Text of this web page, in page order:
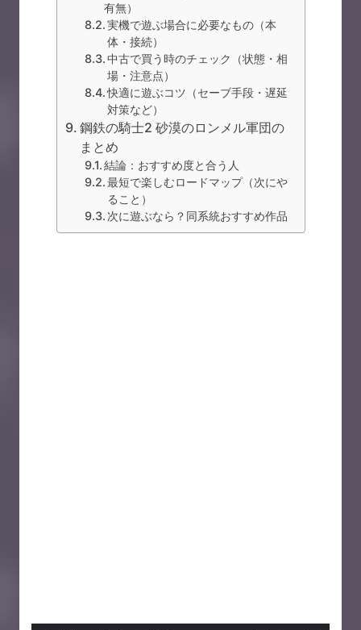
有無）
実機で遊ぶ場合に必要なもの（本
体・接続）
中古で買う時のチェック（状態・相
場・注意点）
快適に遊ぶコツ（セーブ手段・遅延
対策など）
鋼鉄の騎士2 砂漠のロンメル軍団の
まとめ
結論：おすすめ度と合う人
最短で楽しむロードマップ（次にや
ること）
次に遊ぶなら？同系統おすすめ作品